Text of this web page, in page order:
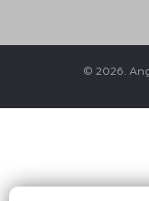
© 2026.